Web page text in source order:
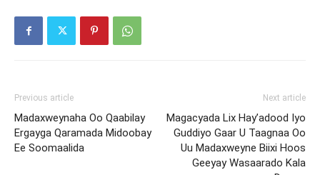
Previous article
Madaxweynaha Oo Qaabilay
Ergayga Qaramada Midoobay
Ee Soomaalida
Next article
Magacyada Lix Hay’adood Iyo
Guddiyo Gaar U Taagnaa Oo
Uu Madaxweyne Biixi Hoos
Geeyay Wasaarado Kala